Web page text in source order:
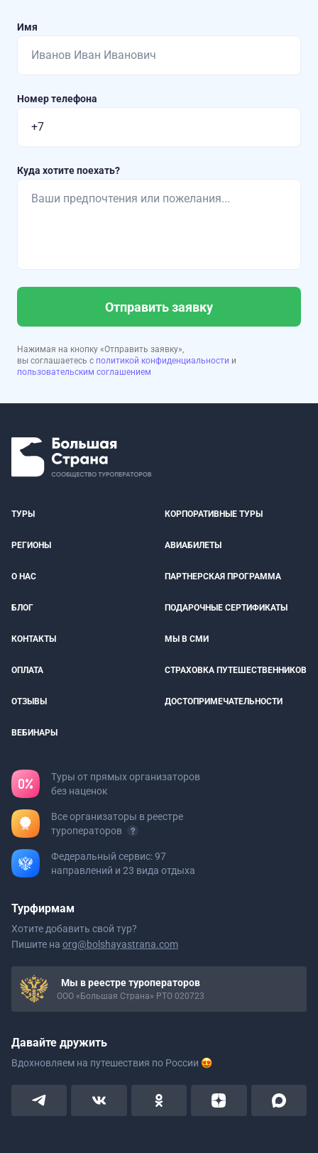
Имя
Номер телефона
Куда хотите поехать?
Отправить заявку
Нажимая на кнопку «Отправить заявку»,
вы соглашаетесь с политикой конфиденциальности и
пользовательским соглашением
ТУРЫ КОРПОРАТИВНЫЕ ТУРЫ
РЕГИОНЫ АВИАБИЛЕТЫ
О НАС ПАРТНЕРСКАЯ ПРОГРАММА
БЛОГ ПОДАРОЧНЫЕ СЕРТИФИКАТЫ
КОНТАКТЫ МЫ В СМИ
ОПЛАТА СТРАХОВКА ПУТЕШЕСТВЕННИКОВ
ОТЗЫВЫ ДОСТОПРИМЕЧАТЕЛЬНОСТИ
ВЕБИНАРЫ
Туры от прямых организаторов
без наценок
Все организаторы в реестре
туроператоров
Федеральный сервис: 97
направлений и 23 вида отдыха
Турфирмам
Хотите добавить свой тур?
Пишите на org@bolshayastrana.com
Мы в реестре туроператоров
ООО «Большая Страна» РТО 020723
Давайте дружить
Вдохновляем на путешествия по России